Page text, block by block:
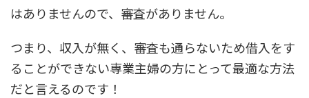
はありませんので、審査がありません。
つまり、収入が無く、審査も通らないため借入をす
ることができない専業主婦の方にとって最適な方法
だと言えるのです！